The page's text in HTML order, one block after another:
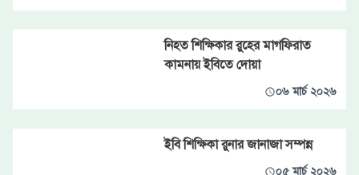
নিহত শিক্ষিকার রুহের মাগফিরাত
কামনায় ইবিতে দোয়া
০৬ মার্চ ২০২৬
ইবি শিক্ষিকা রুনার জানাজা সম্পন্ন
০৫ মার্চ ২০২৬